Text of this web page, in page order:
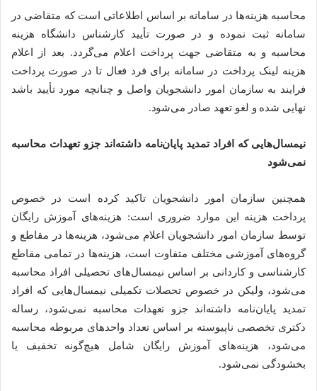
محاسبه هزینه‌ها در سامانه بر اساس اطلاعاتی است که متقاضی در
سامانه ثبت نموده و در صورت تأیید کارشناس دانشگاه هزینه
محاسبه و به متقاضی جهت پرداخت اعلام می‌گردد. بعد از اعلام
هزینه لینک پرداخت در سامانه برای فرد فعال تا در صورت پرداخت
فرایند به سازمان امور دانشجویان واصل و چنانچه مورد تأیید باشد
نهایی شده و لغو تعهد صادر می‌شود.
نیمسال‌هایی که افراد تمدید پایان‌نامه داشته‌اند جزو تعهدات محاسبه
نمی‌شود
همچنین سازمان امور دانشجویان تاکید کرده است در خصوص
پرداخت هزینه این موارد ضروری است: هزینه‌های آموزش رایگان
توسط سازمان امور دانشجویان اعلام می‌شود، هزینه‌ها در مقاطع و
گروه‌های آموزشی مختلف متفاوت است، هزینه‌ها در تمامی مقاطع
کارشناسی و کاردانی بر اساس نیمسال‌های تحصیلی افراد محاسبه
می‌شود، ولیکن در خصوص تحصلات تکمیلی نیمسال‌هایی که افراد
تمدید پایان‌نامه داشته‌اند جزو تعهدات محاسبه نمی‌شود، رساله
دکتری تخصصی ناپیوسته بر اساس تعداد واحدهای مربوطه محاسبه
می‌شود، هزینه‌های آموزش رایگان شامل هیچ‌گونه تخفیف یا
بخشودگی نمی‌شود.